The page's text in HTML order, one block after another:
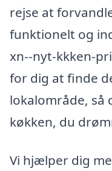
rejse at
funktionelt og
xn--nyt-kkken-
for dig at finde
lokalområde, så
køkken, du
Vi hjælper dig